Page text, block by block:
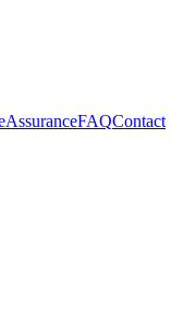
AssuranceFAQContact